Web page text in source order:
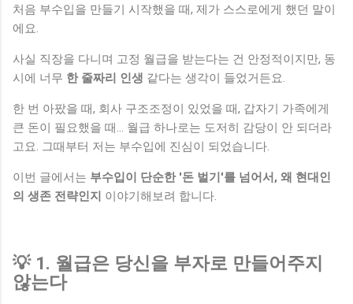
처음 부수입을 만들기 시작했을 때, 제가 스스로에게 했던 말이
에요.
사실 직장을 다니며 고정 월급을 받는다는 건 안정적이지만, 동
시에 너무 한 줄짜리 인생 같다는 생각이 들었거든요.
한 번 아팠을 때, 회사 구조조정이 있었을 때, 갑자기 가족에게
큰 돈이 필요했을 때... 월급 하나로는 도저히 감당이 안 되더라
고요. 그때부터 저는 부수입에 진심이 되었습니다.
이번 글에서는 부수입이 단순한 '돈 벌기'를 넘어서, 왜 현대인
의 생존 전략인지 이야기해보려 합니다.
💡 1. 월급은 당신을 부자로 만들어주지
않는다